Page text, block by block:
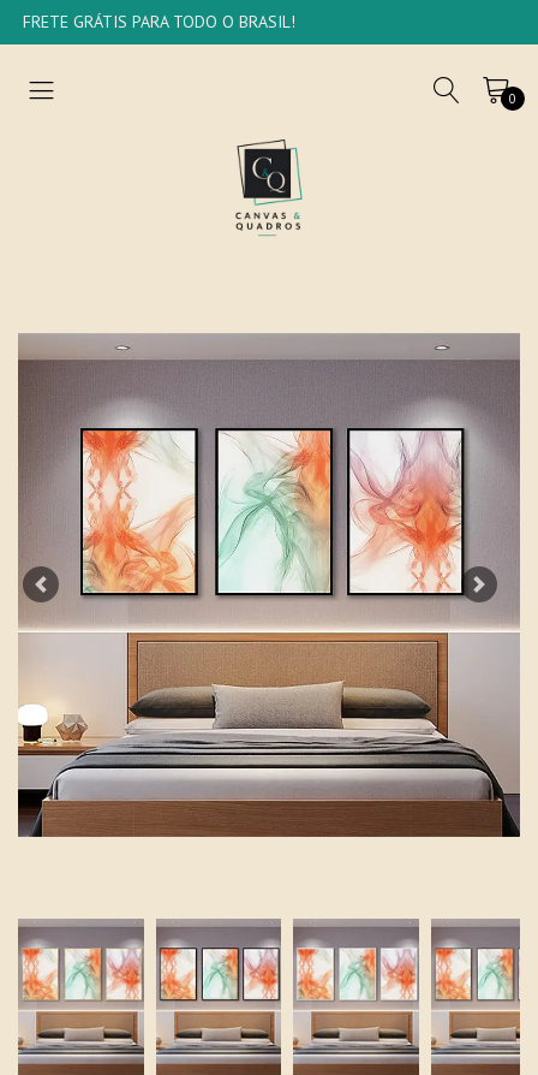
FRETE GRÁTIS PARA TODO O BRASIL!
0
Previous Next